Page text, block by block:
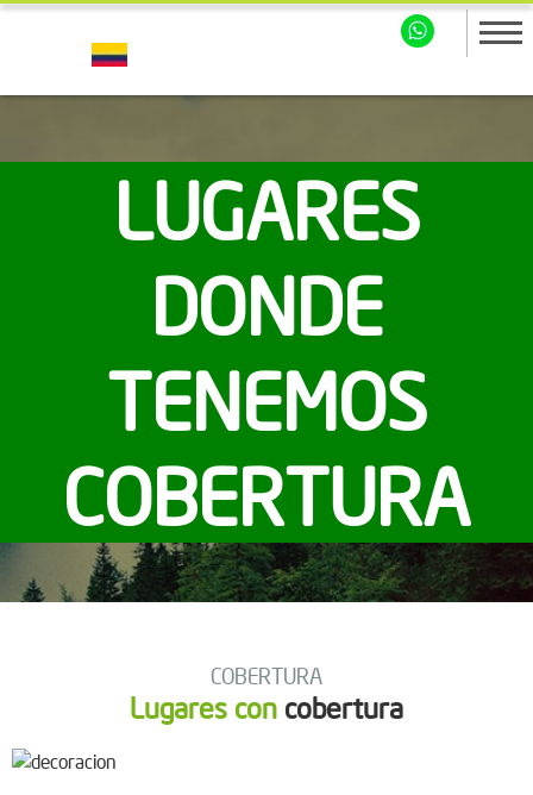
LUGARES
DONDE
TENEMOS
COBERTURA
COBERTURA
Lugares con cobertura